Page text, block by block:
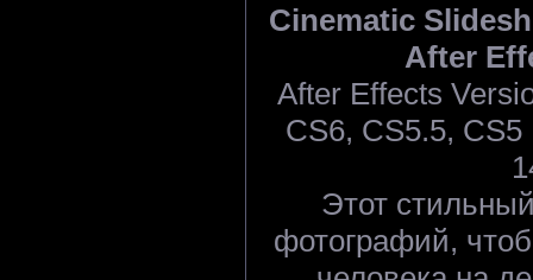
Cinematic
After
After Effects
CS6, CS5.5,
Этот
фотографий,